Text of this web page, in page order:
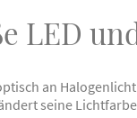
LED
an
seine